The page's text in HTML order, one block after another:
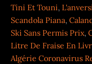
Tini Et Touni,
Scandola Piana,
Ski Sans Permis Prix,
Litre De Fraise En
Algérie Coronavirus